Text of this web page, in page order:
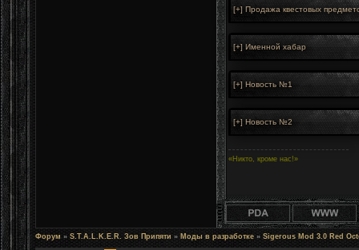
«Никто, кроме нас!»
Форум » S.T.A.L.K.E.R. Зов Припяти » Моды в разработке » Sigerous Mod 3.0 Red